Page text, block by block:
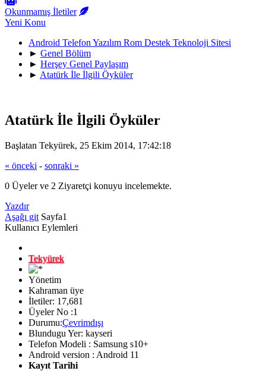
Okunmamış İletiler
Yeni Konu
Android Telefon Yazılım Rom Destek Teknoloji Sitesi
► Genel Bölüm
► Herşey Genel Paylaşım
► Atatürk İle İlgili Öyküler
Atatürk İle İlgili Öyküler
Başlatan Tekyürek, 25 Ekim 2014, 17:42:18
« önceki - sonraki »
0 Üyeler ve 2 Ziyaretçi konuyu incelemekte.
Yazdır
Aşağı git Sayfa1
Kullanıcı Eylemleri
Tekyürek
Yönetim
Kahraman üye
İletiler: 17,681
Üyeler No :1
Durumu:Çevrimdışı
Blundugu Yer: kayseri
Telefon Modeli : Samsung s10+
Android version : Android 11
Kayıt Tarihi